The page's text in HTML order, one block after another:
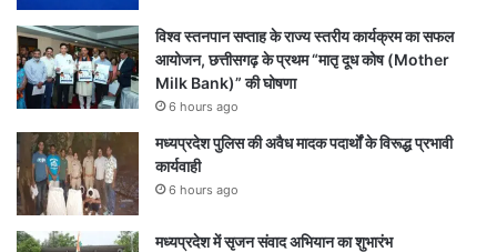
विश्व स्तनपान सप्ताह के राज्य स्तरीय कार्यक्रम का सफल
आयोजन, छत्तीसगढ़ के प्रथम “मातृ दूध कोष (Mother
Milk Bank)” की घोषणा
6 hours ago
मध्यप्रदेश पुलिस की अवैध मादक पदार्थों के विरूद्ध प्रभावी
कार्यवाही
6 hours ago
मध्यप्रदेश में सृजन संवाद अभियान का शुभारंभ